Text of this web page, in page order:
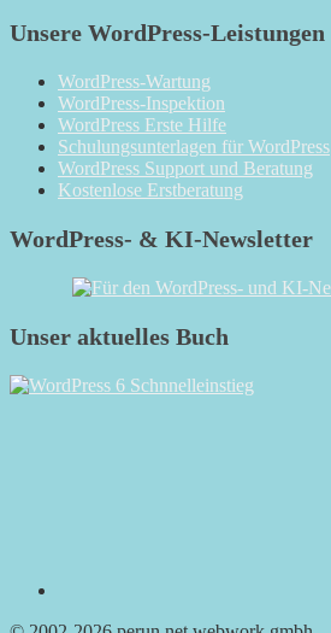
Unsere WordPress-Leistungen
WordPress-Wartung
WordPress-Inspektion
WordPress Erste Hilfe
Schulungsunterlagen für WordPress
WordPress Support und Beratung
Kostenlose Erstberatung
WordPress- & KI-Newsletter
Unser aktuelles Buch